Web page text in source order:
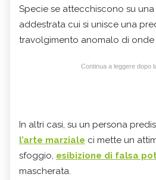
Specie se attecchiscono su
addestrata cui si unisce una
travolgimento anomalo di onde
Continua a leggere dopo
In altri casi, su un persona
l’arte marziale ci mette un
sfoggio, esibizione di falsa
mascherata.